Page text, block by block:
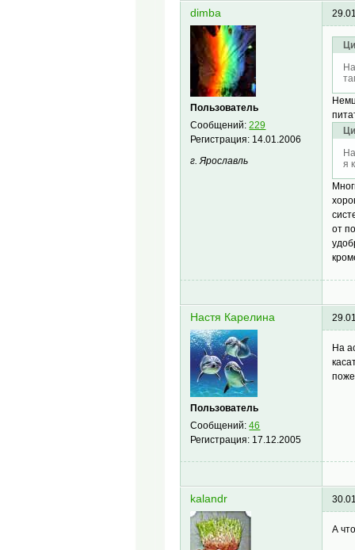
dimba
Пользователь
Сообщений:229
Регистрация: 14.01.2006
г. Ярославль
я
от
Настя Карелина
Пользователь
Сообщений:46
Регистрация: 17.12.2005
На
kalandr
А